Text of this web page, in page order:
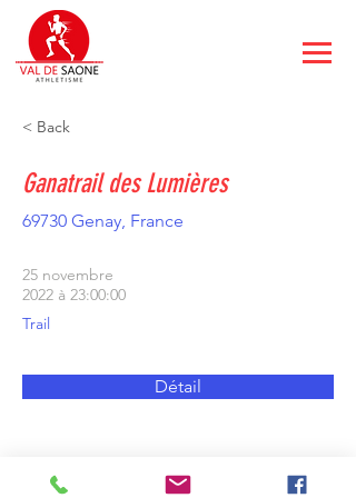
< Back
Ganatrail des Lumières
69730 Genay, France
25 novembre
2022 à 23:00:00
Trail
Détail